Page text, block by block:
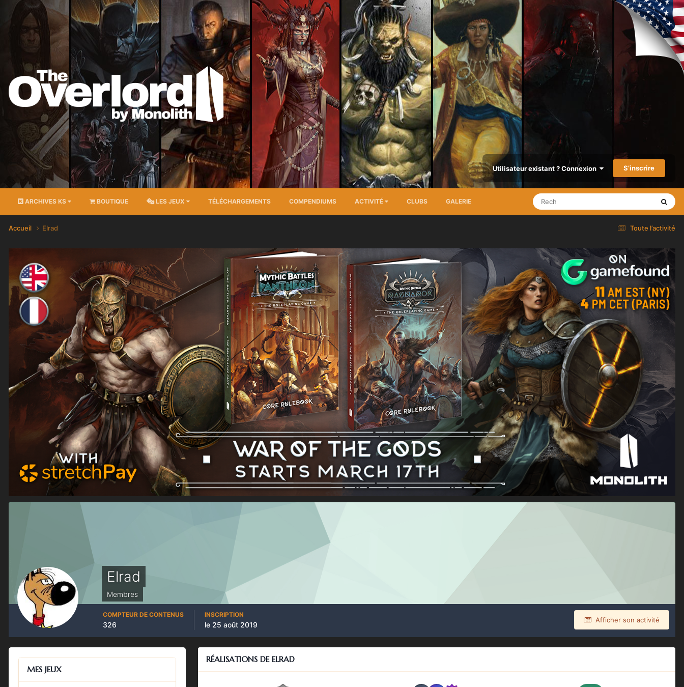
Utilisateur existant ? Connexion S’inscrire
ARCHIVES KS BOUTIQUE LES JEUX TÉLÉCHARGEMENTS COMPENDIUMS ACTIVITÉ CLUBS GALERIE
Toute l’activité
Accueil Elrad
Elrad
Membres
Afficher son activité
COMPTEUR DE CONTENUS
326
INSCRIPTION
le 25 août 2019
MES JEUX
RÉALISATIONS DE ELRAD